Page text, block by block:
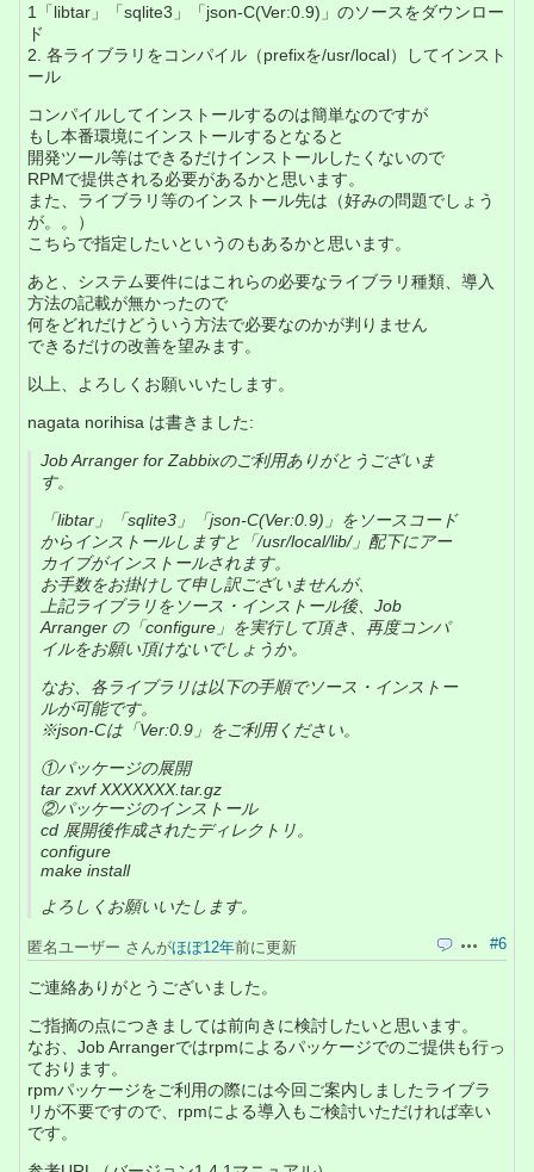
1「libtar」「sqlite3」「json-C(Ver:0.9)」のソースをダウンロー
ド
2. 各ライブラリをコンパイル（prefixを/usr/local）してインスト
ール
コンパイルしてインストールするのは簡単なのですが
もし本番環境にインストールするとなると
開発ツール等はできるだけインストールしたくないので
RPMで提供される必要があるかと思います。
また、ライブラリ等のインストール先は（好みの問題でしょう
が。。）
こちらで指定したいというのもあるかと思います。
あと、システム要件にはこれらの必要なライブラリ種類、導入
方法の記載が無かったので
何をどれだけどういう方法で必要なのかが判りません
できるだけの改善を望みます。
以上、よろしくお願いいたします。
nagata norihisa は書きました:
Job Arranger for Zabbixのご利用ありがとうございま
す。
「libtar」「sqlite3」「json-C(Ver:0.9)」をソースコード
からインストールしますと「/usr/local/lib/」配下にアー
カイブがインストールされます。
お手数をお掛けして申し訳ございませんが、
上記ライブラリをソース・インストール後、Job
Arranger の「configure」を実行して頂き、再度コンパ
イルをお願い頂けないでしょうか。
なお、各ライブラリは以下の手順でソース・インストー
ルが可能です。
※json-Cは「Ver:0.9」をご利用ください。
①パッケージの展開
tar zxvf XXXXXXX.tar.gz
②パッケージのインストール
cd 展開後作成されたディレクトリ。
configure
make install
よろしくお願いいたします。
引用 操作#6
匿名ユーザー さんがほぼ12年前に更新
ご連絡ありがとうございました。
ご指摘の点につきましては前向きに検討したいと思います。
なお、Job Arrangerではrpmによるパッケージでのご提供も行っ
ております。
rpmパッケージをご利用の際には今回ご案内しましたライブラ
リが不要ですので、rpmによる導入もご検討いただければ幸い
です。